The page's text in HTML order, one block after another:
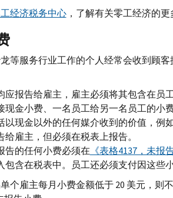
经济税务中心，了解有关零工经济的更
等服务行业工作的个人经常会收到顾
应报告给雇主，雇主必须将其包含在员
现金小费、一名员工给另一名员工的小
以现金以外的任何媒介收到的价值，例
雇主，但必须在税表上报告。
告的任何小费必须在 《表格4137，未报
包含在税表中。员工还必须支付因这些
个雇主每月小费金额低于 20 美元，